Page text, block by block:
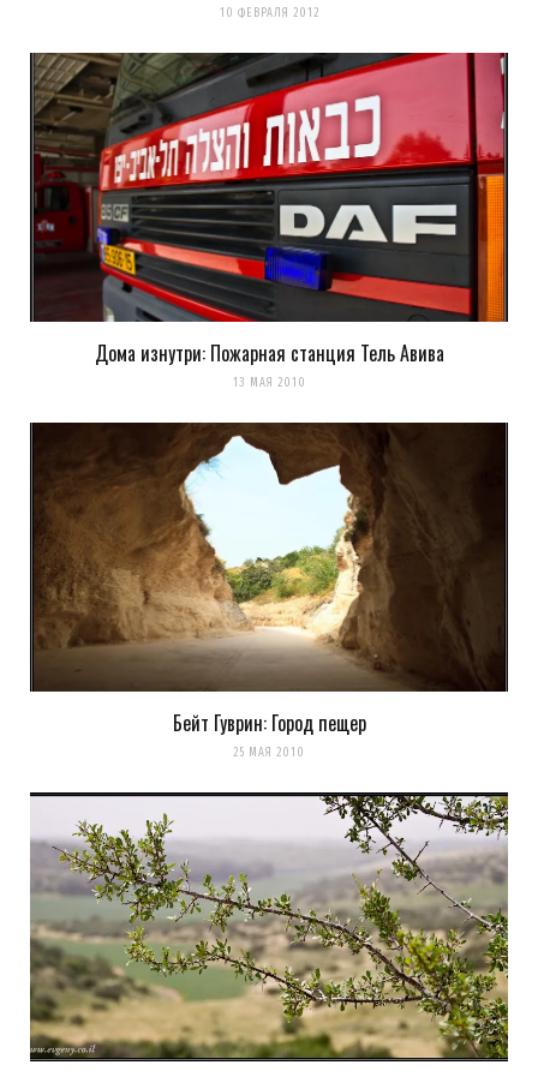
10 ФЕВРАЛЯ 2012
Дома изнутри: Пожарная станция Тель Авива
13 МАЯ 2010
Бейт Гуврин: Город пещер
25 МАЯ 2010